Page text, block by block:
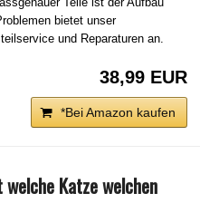
bietet unser
und Reparaturen an.
38,99 EUR
*Bei Amazon kaufen
Katze welchen